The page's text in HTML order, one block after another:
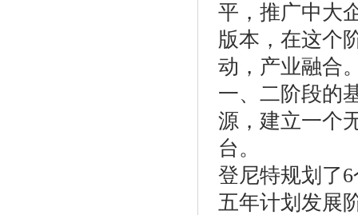
平，推广中大
版本，在这个
动，产业融合
一、二阶段的
源，建立一个
台。
登尼特规划了
五年计划发展